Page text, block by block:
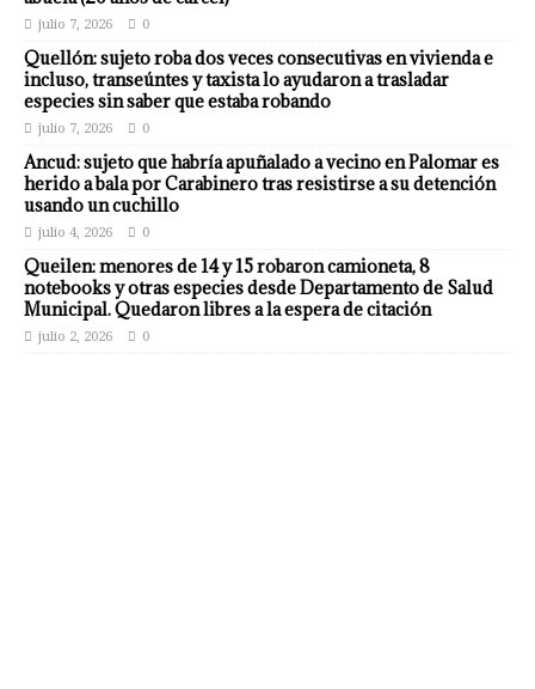
julio 7, 2026 0
Quellón: sujeto roba dos veces consecutivas en vivienda e
incluso, transeúntes y taxista lo ayudaron a trasladar
especies sin saber que estaba robando
julio 7, 2026 0
Ancud: sujeto que habría apuñalado a vecino en Palomar es
herido a bala por Carabinero tras resistirse a su detención
usando un cuchillo
julio 4, 2026 0
Queilen: menores de 14 y 15 robaron camioneta, 8
notebooks y otras especies desde Departamento de Salud
Municipal. Quedaron libres a la espera de citación
julio 2, 2026 0